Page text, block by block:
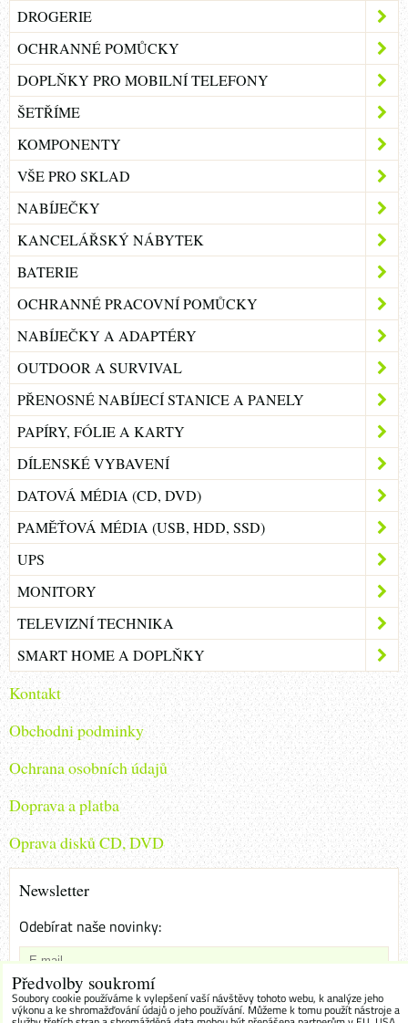
DROGERIE
OCHRANNÉ POMŮCKY
DOPLŇKY PRO MOBILNÍ TELEFONY
ŠETŘÍME
KOMPONENTY
VŠE PRO SKLAD
NABÍJEČKY
KANCELÁŘSKÝ NÁBYTEK
BATERIE
OCHRANNÉ PRACOVNÍ POMŮCKY
NABÍJEČKY A ADAPTÉRY
OUTDOOR A SURVIVAL
PŘENOSNÉ NABÍJECÍ STANICE A PANELY
PAPÍRY, FÓLIE A KARTY
DÍLENSKÉ VYBAVENÍ
DATOVÁ MÉDIA (CD, DVD)
PAMĚŤOVÁ MÉDIA (USB, HDD, SSD)
UPS
MONITORY
TELEVIZNÍ TECHNIKA
SMART HOME A DOPLŇKY
Kontakt
Obchodni podminky
Ochrana osobních údajů
Doprava a platba
Oprava disků CD, DVD
Newsletter
Odebírat naše novinky:
Chci se přihlásit k odběru novinek e-mailem
Předvolby soukromí
Soubory cookie používáme k vylepšení vaší návštěvy tohoto webu, k analýze jeho
výkonu a ke shromažďování údajů o jeho používání. Můžeme k tomu použít nástroje a